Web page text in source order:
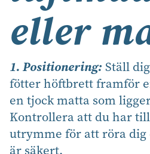
eller
1. Positionering: Ställ
fötter höftbrett framför
en tjock matta som
Kontrollera att du har
utrymme för att röra
är säkert.